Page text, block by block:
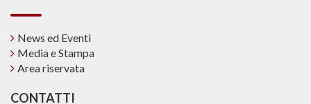
News ed Eventi
Media e Stampa
Area riservata
CONTATTI